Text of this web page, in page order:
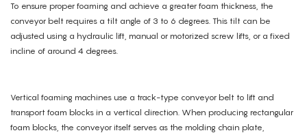
To ensure proper foaming and achieve a greater foam thickness, the
conveyor belt requires a tilt angle of 3 to 6 degrees. This tilt can be
adjusted using a hydraulic lift, manual or motorized screw lifts, or a fixed
incline of around 4 degrees.
Vertical foaming machines use a track-type conveyor belt to lift and
transport foam blocks in a vertical direction. When producing rectangular
foam blocks, the conveyor itself serves as the molding chain plate,